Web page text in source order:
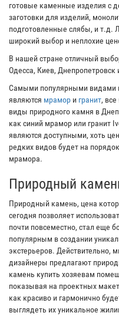
готовые каменные изделия с
заготовки для изделий,
подготовленные слябы, и т.д.
широкий выбор и неплохие
В нашей стране отличный
Одесса, Киев, Днепропетровск
Самыми популярными видами
являются мрамор и гранит,
виды природного камня в
как синий мрамор или гранит
являются доступными, хоть
редких видов будет на
мрамора.
Природный
Природный камень, цена
сегодня позволяет
почти повсеместно, стал еще
популярным в создании
экстерьеров. Действительно,
дизайнеры предлагают
камень купить хозяевам
показывая на проектных
как красиво и гармонично
выглядеть их уникальное